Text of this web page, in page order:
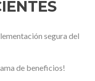
segura del
de beneficios!